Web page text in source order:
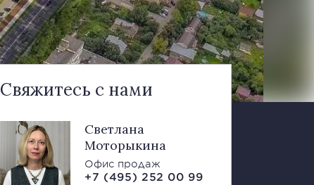
Свяжитесь с нами
Светлана
Моторыкина
Офис продаж
+7 (495) 252 00 99